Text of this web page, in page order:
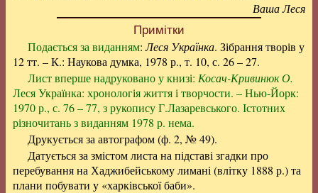
Ваша Леся
Примітки
Подається за виданням:Леся Українка. Зібрання творів у
12 тт. – К.: Наукова думка, 1978 р., т. 10, с. 26 – 27.
Лист вперше надруковано у книзі: Косач-Кривинюк О.
Леся Українка: хронологія життя і творчости. – Нью-Йорк:
1970 р., с. 76 – 77, з рукопису Г.Лазаревського. Істотних
різночитань з виданням 1978 р. нема.
Друкується за автографом (ф. 2, № 49).
Датується за змістом листа на підставі згадки про
перебування на Хаджибейському лимані (влітку 1888 р.) та
плани побувати у «харківської баби».